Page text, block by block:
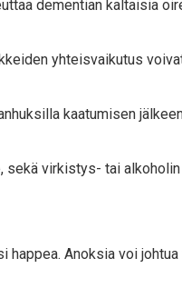
dementian kaltaisia
yhteisvaikutus
kaatumisen
virkistys- tai
Anoksia voi